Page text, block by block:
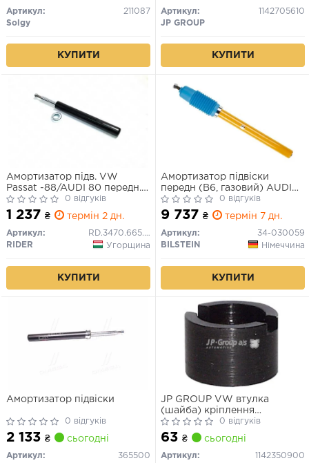
Артикул:
211087
Solgy
КУПИТИ
Артикул:
1142705610
JP GROUP
КУПИТИ
Амортизатор підв. VW
Passat -88/AUDI 80 передн.
(RIDER)
0 відгуків
1 237 ₴ термін 2 дн.
Артикул:
RD.3470.665.030
RIDER
Угорщина
КУПИТИ
Амортизатор підвіски
передн (B6, газовий) AUDI
80 B1, 80 B2, 80 B3, 80 B4,
90 B2, 90 B3, CABRIOLET B3,
COUPE B2, COUPE B3,
QUATTRO VW PASSAT B2,
SANTANA 1.3-2.8 05.72-
0 відгуків
9 737 ₴ термін 7 дн.
Артикул:
34-030059
BILSTEIN
Німеччина
КУПИТИ
Амортизатор підвіски
0 відгуків
2 133 ₴ сьогодні
Артикул: 365500
JP GROUP VW втулка
(шайба) кріплення
амортизатора Golf,Passat 78-
0 відгуків
63 ₴ сьогодні
Артикул: 1142350900